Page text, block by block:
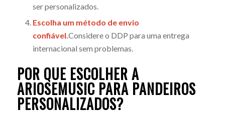
ser personalizados.
Escolha um método de envio
confiável.Considere o DDP para uma entrega
internacional sem problemas.
POR QUE ESCOLHER A
ARIOSEMUSIC PARA PANDEIROS
PERSONALIZADOS?